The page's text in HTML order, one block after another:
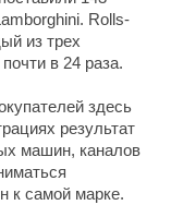
Rolls-
из трех
в 24 раза.
здесь
результат
машин, каналов
к самой марке.